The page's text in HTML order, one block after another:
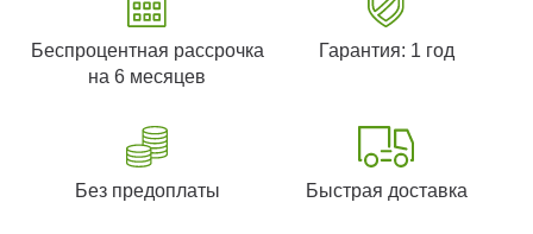
Беспроцентная рассрочка
на 6 месяцев
Гарантия: 1 год
Без предоплаты Быстрая доставка